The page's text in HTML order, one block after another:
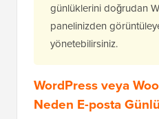
günlüklerini doğrudan
panelinizden
yönetebilirsiniz.
WordPress veya
Neden E-posta